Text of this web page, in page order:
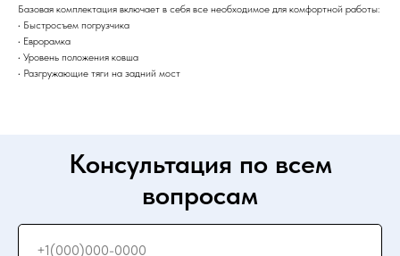
Базовая комплектация включает в себя все необходимое для комфортной работы:
• Быстросъем погрузчика
• Еврорамка
• Уровень положения ковша
• Разгружающие тяги на задний мост
Консультация по всем
вопросам